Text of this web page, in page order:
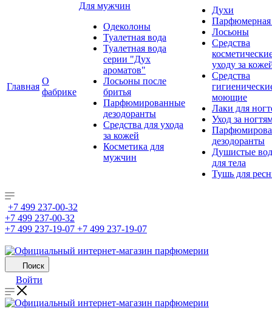
Главная
О
фабрике
Для мужчин
Одеколоны
Туалетная вода
Туалетная вода
серии "Дух
ароматов"
Лосьоны после
бритья
Парфюмированные
дезодоранты
Средства для ухода
за кожей
Косметика для
мужчин
Духи
Парфюмерная
Лосьоны
Средства
уходу за
Средства
моющие
Лаки для
Уход за
дезодоранты
Душистые
для тела
Тушь для
+7 499 237-00-32
+7 499 237-00-32
+7 499 237-19-07 +7 499 237-19-07
Поиск
Войти